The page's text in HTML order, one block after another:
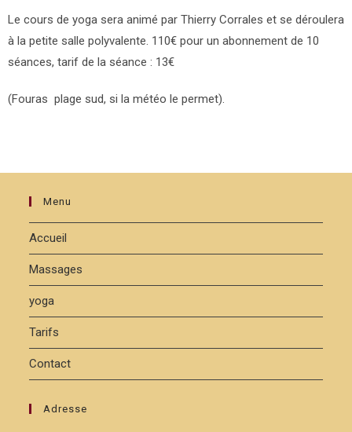
Le cours de yoga sera animé par Thierry Corrales et se déroulera
à la petite salle polyvalente. 110€ pour un abonnement de 10
séances, tarif de la séance : 13€
(Fouras plage sud, si la météo le permet).
Menu
Accueil
Massages
yoga
Tarifs
Contact
Adresse